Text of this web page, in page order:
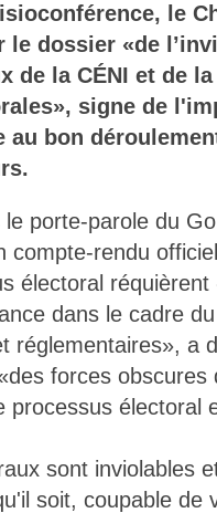
le
le dossier «de
de la CÉNI et de
signe de
au bon
porte-parole du
compte-rendu
électoral réquièrent
dans le cadre
réglementaires», a
forces obscures
processus électoral
sont inviolables
soit, coupable de